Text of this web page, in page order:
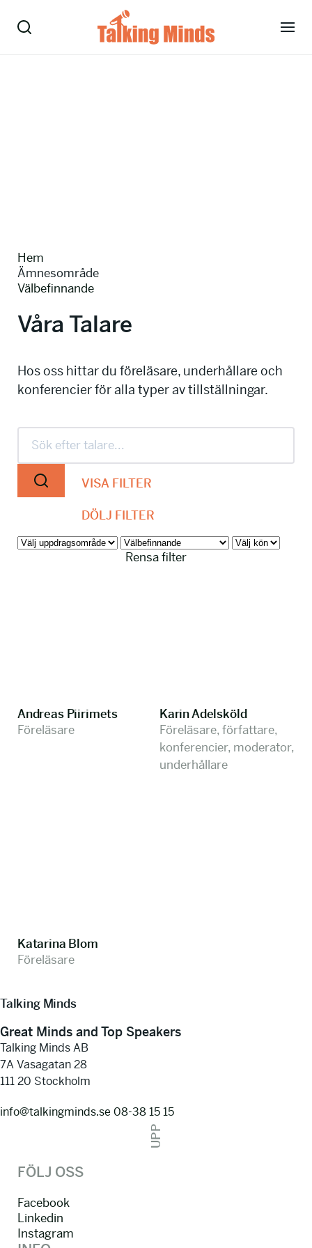
Kontakt
08-38 15 15
info@talkingminds.se
Hem
Ämnesområde
Välbefinnande
Våra Talare
Hos oss hittar du föreläsare, underhållare och
konferencier för alla typer av tillställningar.
VISA FILTER
DÖLJ FILTER
Rensa filter
Andreas Piirimets
Föreläsare
Karin Adelsköld
Föreläsare, författare,
konferencier, moderator,
underhållare
Katarina Blom
Föreläsare
Talking Minds
Great Minds and Top Speakers
Talking Minds AB
7A Vasagatan 28
111 20 Stockholm
info@talkingminds.se 08-38 15 15
UPP
FÖLJ OSS
Facebook
Linkedin
Instagram